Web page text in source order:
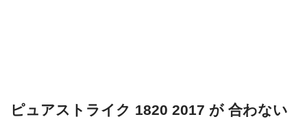
ピュアストライク 1820 2017 が 合わない